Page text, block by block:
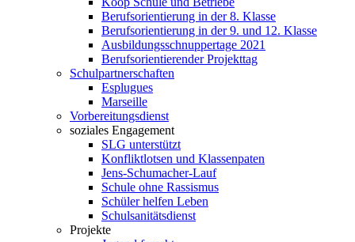
Berufsorientierung in der 8. Klasse
Berufsorientierung in der 9. und 12. Klasse
Ausbildungsschnuppertage 2021
Berufsorientierender Projekttag
Schulpartnerschaften
Esplugues
Marseille
Vorbereitungsdienst
soziales Engagement
SLG unterstützt
Konfliktlotsen und Klassenpaten
Jens-Schumacher-Lauf
Schule ohne Rassismus
Schüler helfen Leben
Schulsanitätsdienst
Projekte